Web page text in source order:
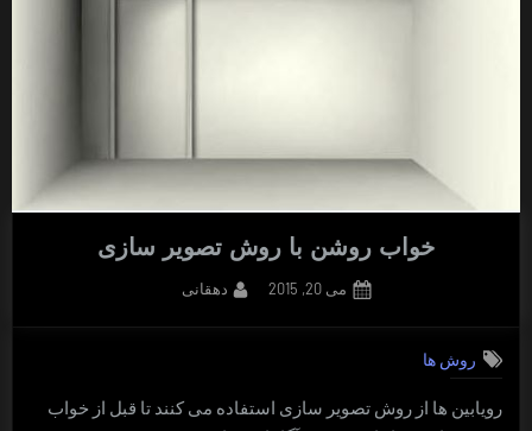
خواب روشن با روش تصویر سازی
Posted
می 20, 2015 By
دهقانی
روش ها
رویابین ها از روش تصویر سازی استفاده می کنند تا قبل از خواب